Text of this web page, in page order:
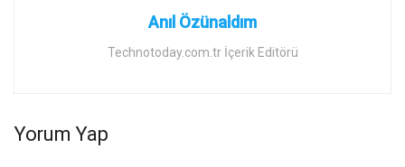
Anıl Özünaldım
Technotoday.com.tr İçerik Editörü
Yorum Yap